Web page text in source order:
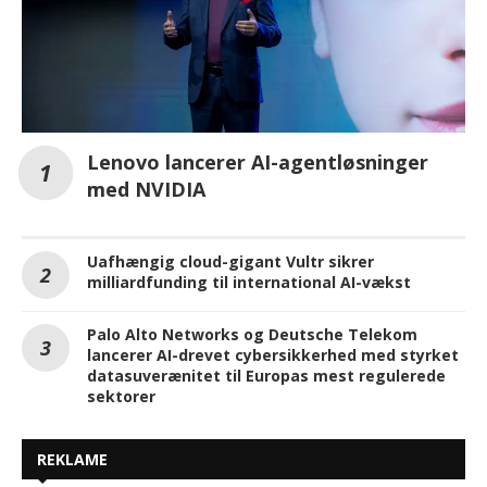
Lenovo lancerer AI-agentløsninger
med NVIDIA
Uafhængig cloud-gigant Vultr sikrer
milliardfunding til international AI-vækst
Palo Alto Networks og Deutsche Telekom
lancerer AI-drevet cybersikkerhed med styrket
datasuverænitet til Europas mest regulerede
sektorer
REKLAME